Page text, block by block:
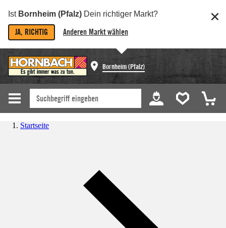
Ist Bornheim (Pfalz) Dein richtiger Markt?
JA, RICHTIG Anderen Markt wählen
Bornheim (Pfalz)
Startseite